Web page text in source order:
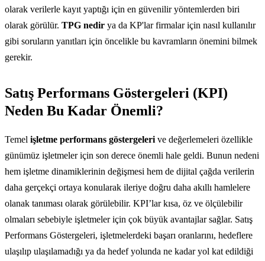
olarak verilerle kayıt yaptığı için en güvenilir yöntemlerden biri
olarak görülür. TPG nedir ya da KP'lar firmalar için nasıl kullanılır
gibi soruların yanıtları için öncelikle bu kavramların önemini bilmek
gerekir.
Satış Performans Göstergeleri (KPI)
Neden Bu Kadar Önemli?
Temel işletme performans göstergeleri ve değerlemeleri özellikle
günümüz işletmeler için son derece önemli hale geldi. Bunun nedeni
hem işletme dinamiklerinin değişmesi hem de dijital çağda verilerin
daha gerçekçi ortaya konularak ileriye doğru daha akıllı hamlelere
olanak tanıması olarak görülebilir. KPI’lar kısa, öz ve ölçülebilir
olmaları sebebiyle işletmeler için çok büyük avantajlar sağlar. Satış
Performans Göstergeleri, işletmelerdeki başarı oranlarını, hedeflere
ulaşılıp ulaşılamadığı ya da hedef yolunda ne kadar yol kat edildiği